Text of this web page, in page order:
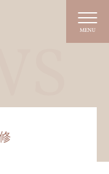
MENU